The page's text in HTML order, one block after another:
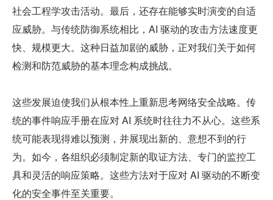
社会工程学攻击活动。最后，还存在能够实时演变的自适
应威胁。与传统防御系统相比，AI 驱动的攻击方法速度更
快、规模更大。这种日益加剧的威胁，正对我们关于如何
检测和防范威胁的基本理念构成挑战。
这些发展迫使我们从根本性上重新思考网络安全战略。传
统的事件响应手册在应对 AI 系统时往往力不从心。这些系
统可能表现得难以预测，并展现出新的、意想不到的行
为。如今，各组织必须制定新的取证方法、专门的监控工
具和灵活的响应策略。这些方法对于应对 AI 驱动的不断变
化的安全事件至关重要。